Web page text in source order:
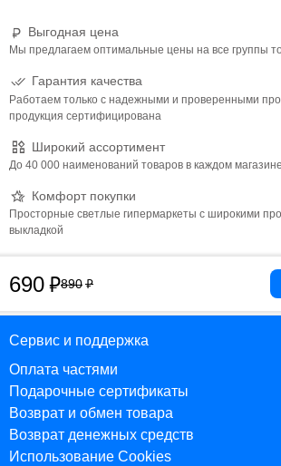
Выгодная цена
Мы предлагаем оптимальные цены на все группы
Гарантия качества
Работаем только с надежными и проверенными
продукция сертифицирована
Широкий ассортимент
До 40 000 наименований товаров в каждом магазине
Комфорт покупки
Просторные светлые гипермаркеты с широкими
выкладкой
690 890
Сервис и поддержка
Оплата частями
Подарочные сертификаты
Возврат и обмен товара
Возврат денежных средств
Использование Cookies